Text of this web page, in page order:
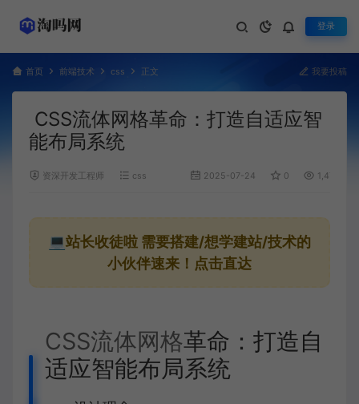
登录
首页 前端技术 css 正文 我要投稿
CSS流体网格革命：打造自适应智
能布局系统
资深开发工程师 css 2025-07-24 0 1,475
💻站长收徒啦 需要搭建/想学建站/技术的
小伙伴速来！点击直达
CSS流体网格革命：打造自
适应智能布局系统